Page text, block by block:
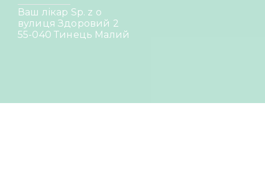
Ваш лікар Sp. z o
вулиця Здоровий 2
55-040 Тинець Малий